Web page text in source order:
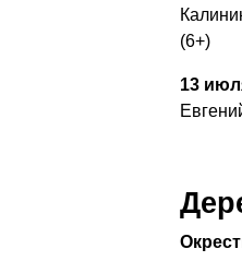
(6+)
13